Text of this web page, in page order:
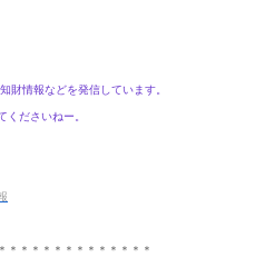
情報などを発信しています。
ださいねー。
＊＊＊＊＊＊＊＊＊＊＊＊＊